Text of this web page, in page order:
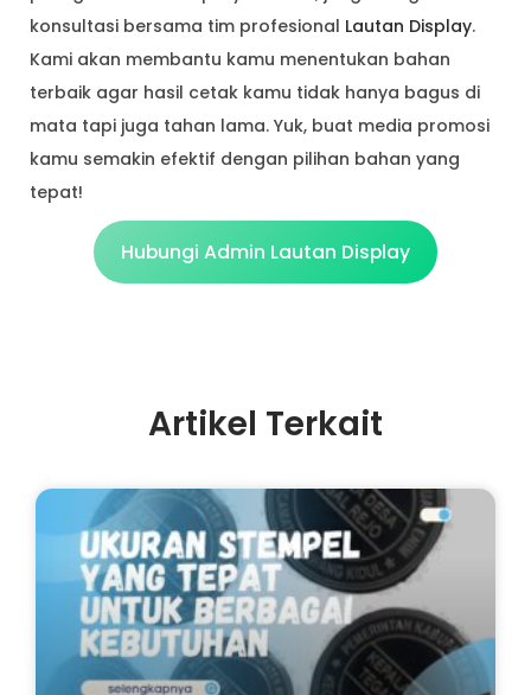
konsultasi bersama tim profesional Lautan Display.
Kami akan membantu kamu menentukan bahan
terbaik agar hasil cetak kamu tidak hanya bagus di
mata tapi juga tahan lama. Yuk, buat media promosi
kamu semakin efektif dengan pilihan bahan yang
tepat!
Hubungi Admin Lautan Display
Artikel Terkait